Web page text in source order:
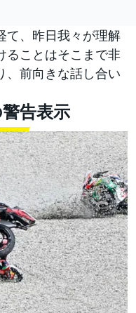
て、昨日我々が理解
ることはそこまで非
、前向きな話し合い
告表示